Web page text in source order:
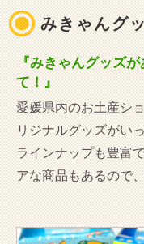
みきゃんグ
『みきゃんグッズ
て！』
愛媛県内のお土産シ
リジナルグッズがい
ラインナップも豊富
アな商品もあるので